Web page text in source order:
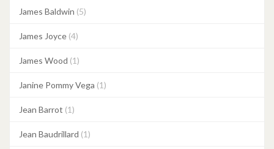
James Baldwin (5)
James Joyce (4)
James Wood (1)
Janine Pommy Vega (1)
Jean Barrot (1)
Jean Baudrillard (1)